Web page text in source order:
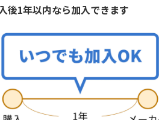
後1年以内なら加入できます